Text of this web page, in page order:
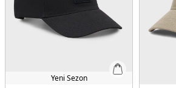
Yeni Sezon